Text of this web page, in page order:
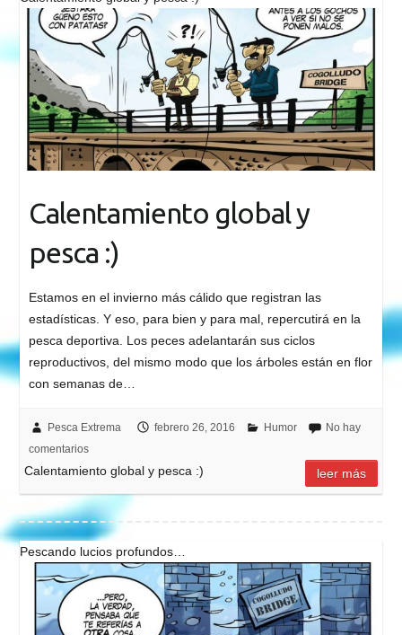
Calentamiento global y
pesca :)
Estamos en el invierno más cálido que registran las
estadísticas. Y eso, para bien y para mal, repercutirá en la
pesca deportiva. Los peces adelantarán sus ciclos
reproductivos, del mismo modo que los árboles están en flor
con semanas de…
Pesca Extrema febrero 26, 2016 Humor
No hay
comentarios
Calentamiento global y pesca :) leer más
Pescando lucios profundos…